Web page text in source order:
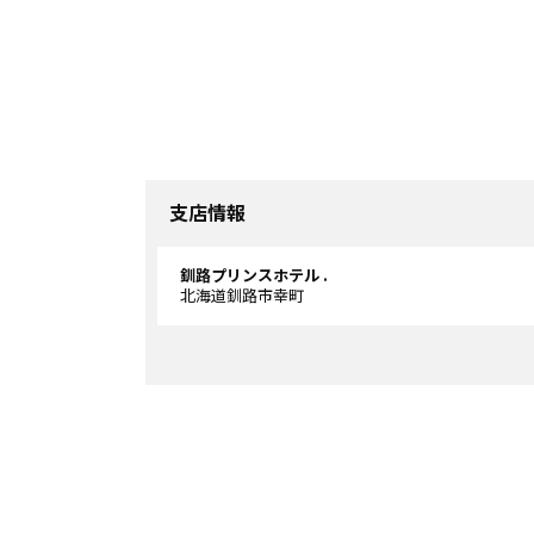
支店情報
釧路プリンスホテル .
北海道釧路市幸町